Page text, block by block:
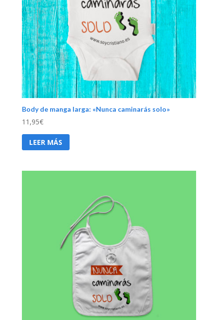
Body de manga larga: «Nunca caminarás solo»
11,95€
LEER MÁS